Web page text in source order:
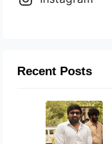
Recent Posts